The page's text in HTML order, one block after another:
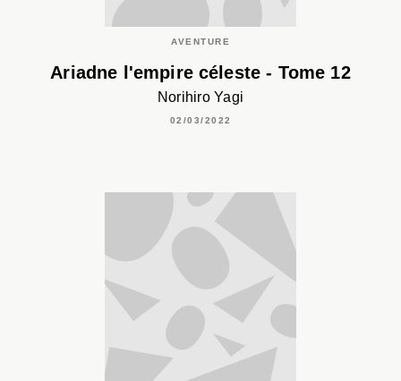
AVENTURE
Ariadne l'empire céleste - Tome 12
Norihiro Yagi
02/03/2022